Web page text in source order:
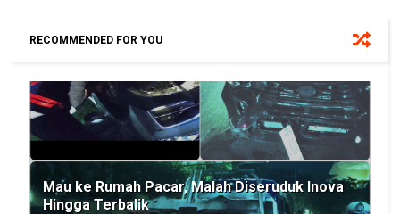
RECOMMENDED FOR YOU
Mau ke Rumah Pacar, Malah Diseruduk Inova
Hingga Terbalik